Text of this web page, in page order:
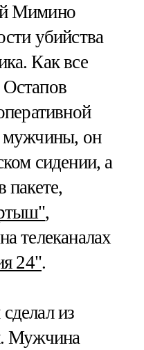
Мимино
убийства
Как все
мужчины, он
сидении, а
пакете,
,
телеканалах
24".
из
Мужчина